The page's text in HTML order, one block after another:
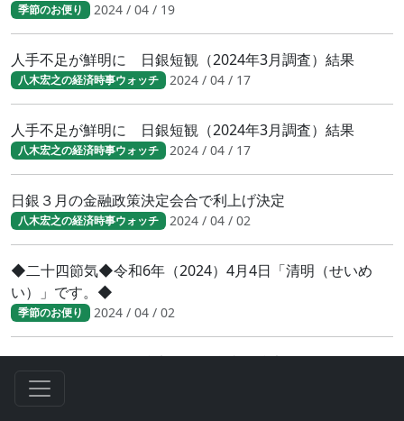
季節のお便り 2024 / 04 / 19
人手不足が鮮明に 日銀短観（2024年3月調査）結果
八木宏之の経済時事ウォッチ 2024 / 04 / 17
人手不足が鮮明に 日銀短観（2024年3月調査）結果
八木宏之の経済時事ウォッチ 2024 / 04 / 17
日銀３月の金融政策決定会合で利上げ決定
八木宏之の経済時事ウォッチ 2024 / 04 / 02
◆二十四節気◆令和6年（2024）4月4日「清明（せいめ
い）」です。◆
季節のお便り 2024 / 04 / 02
日銀３月の金融政策決定会合で利上げ決定
八木宏之の経済時事ウォッチ